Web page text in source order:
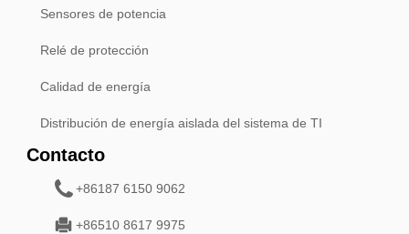
Sensores de potencia
Relé de protección
Calidad de energía
Distribución de energía aislada del sistema de TI
Contacto
+86187 6150 9062
+86510 8617 9975